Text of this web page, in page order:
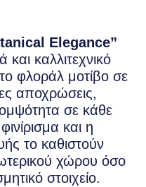
Elegance”
καλλιτεχνικό
φλοράλ μοτίβο σε
αποχρώσεις,
σε κάθε
και η
το καθιστούν
χώρου όσο
στοιχείο.